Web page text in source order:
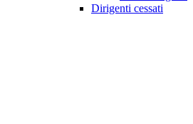
Dirigenti cessati